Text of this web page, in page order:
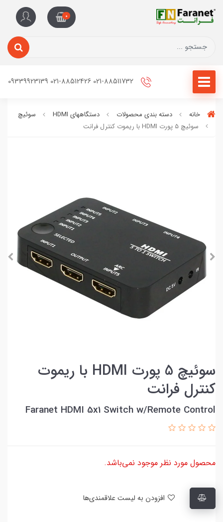
0
خانه دسته بندی محصولات دستگاههای HDMI
سوئیچ
سوئيچ 5 پورت HDMI با ریموت کنترل فرانت
سوئيچ 5 پورت HDMI با ریموت
کنترل فرانت
Faranet HDMI 5x1 Switch w/Remote Control
محصول مورد نظر موجود نمی‌باشد.